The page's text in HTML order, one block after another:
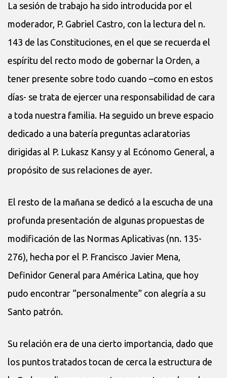
La sesión de trabajo ha sido introducida por el
moderador, P. Gabriel Castro, con la lectura del n.
143 de las Constituciones, en el que se recuerda el
espíritu del recto modo de gobernar la Orden, a
tener presente sobre todo cuando –como en estos
días- se trata de ejercer una responsabilidad de cara
a toda nuestra familia. Ha seguido un breve espacio
dedicado a una batería preguntas aclaratorias
dirigidas al P. Lukasz Kansy y al Ecónomo General, a
propósito de sus relaciones de ayer.
El resto de la mañana se dedicó a la escucha de una
profunda presentación de algunas propuestas de
modificación de las Normas Aplicativas (nn. 135-
276), hecha por el P. Francisco Javier Mena,
Definidor General para América Latina, que hoy
pudo encontrar “personalmente” con alegría a su
Santo patrón.
Su relación era de una cierto importancia, dado que
los puntos tratados tocan de cerca la estructura de